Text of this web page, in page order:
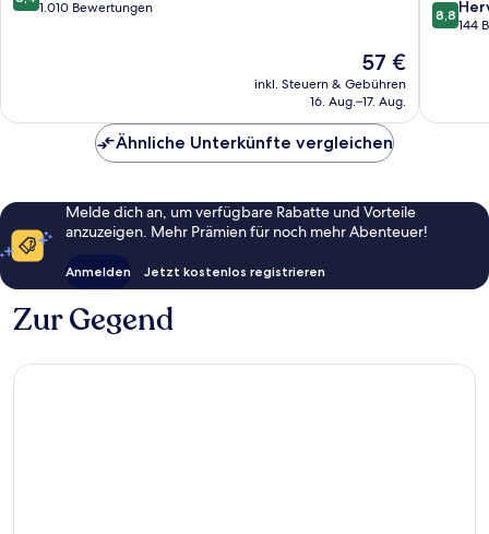
Dresden
von1.010 Bewertungen
Der
Preis
beträgt
57 €
inkl. Steuern & Gebühren
16. Aug.–17. Aug.
Altstadt
Dresden
8.8
von
8,8
144
Ähnliche Unterkünfte vergleichen
Melde dich an, um verfügbare Rabatte und Vorteile
anzuzeigen. Mehr Prämien für noch mehr Abenteuer!
Anmelden Jetzt kostenlos registrieren
Zur Gegend